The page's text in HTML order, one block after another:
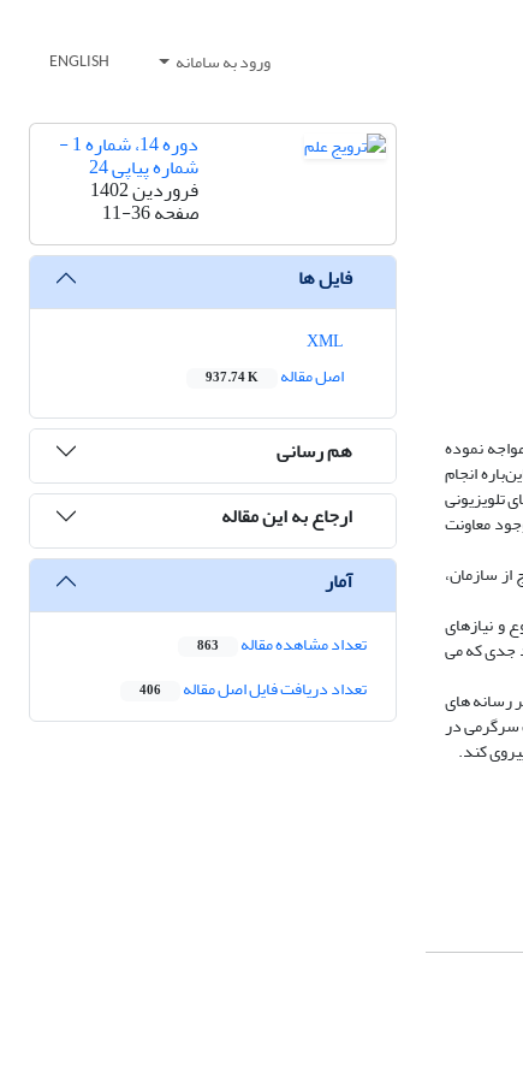
ورود به سامانه ENGLISH
نموده
انجام
تلویزیونی
معاونت
15 تن از فرهیختگان داخل و خارج از سازمان،
و نیازهای
جدی که می
رسانه های
سرگرمی در
کند.
دوره 14، شماره 1 -
شماره پیاپی 24
فروردین 1402
صفحه11-36
فایل ها
اصل مقاله
937.74 K
هم رسانی
ارجاع به این مقاله
آمار
تعداد مشاهده مقاله 863
تعداد دریافت فایل اصل مقاله 406